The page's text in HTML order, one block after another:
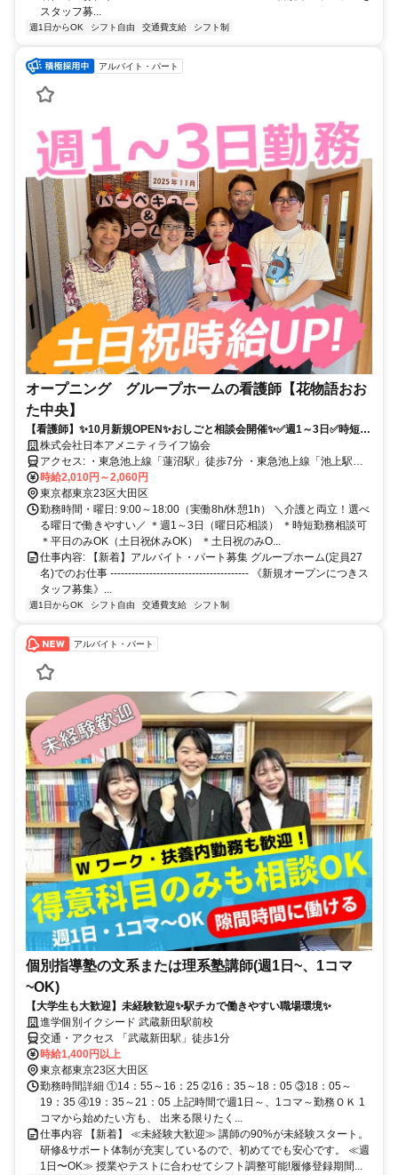
スタッフ募...
週1日からOK シフト自由 交通費支給 シフト制
アルバイト・パート
オープニング グループホームの看護師【花物語おお
た中央】
【看護師】✨10月新規OPEN✨おしごと相談会開催✨✅週1～3日✅️時短勤
務相談可✅️高時給✅️扶養内OK
株式会社日本アメニティライフ協会
アクセス: ・東急池上線「蓮沼駅」徒歩7分 ・東急池上線「池上駅」
徒歩16分 ・JR各線・東急各線「蒲田駅」徒歩14分
時給2,010円～2,060円
東京都東京23区大田区
勤務時間・曜日: 9:00～18:00（実働8h/休憩1h） ＼介護と両立！選べ
る曜日で働きやすい／ ＊週1～3日（曜日応相談） ＊時短勤務相談可
＊平日のみOK（土日祝休みOK） ＊土日祝のみO...
仕事内容: 【新着】アルバイト・パート募集 グループホーム(定員27
名)でのお仕事 --------------------------------------- 《新規オープンにつきス
タッフ募集》...
週1日からOK シフト自由 交通費支給 シフト制
アルバイト・パート
個別指導塾の文系または理系塾講師(週1日~、1コマ
~OK)
【大学生も大歓迎】未経験歓迎✨駅チカで働きやすい職場環境✨
進学個別イクシード 武蔵新田駅前校
交通・アクセス 「武蔵新田駅」徒歩1分
時給1,400円以上
東京都東京23区大田区
勤務時間詳細 ①14：55～16：25 ➁16：35～18：05 ③18：05～
19：35 ④19：35～21：05 上記時間で週1日～、1コマ～勤務ＯＫ 1
コマから始めたい方も、 出来る限りたく...
仕事内容 【新着】 ≪未経験大歓迎≫ 講師の90%が未経験スタート。
研修&サポート体制が充実しているので、初めてでも安心です。 ≪週
1日〜OK≫ 授業やテストに合わせてシフト調整可能!履修登録期間...